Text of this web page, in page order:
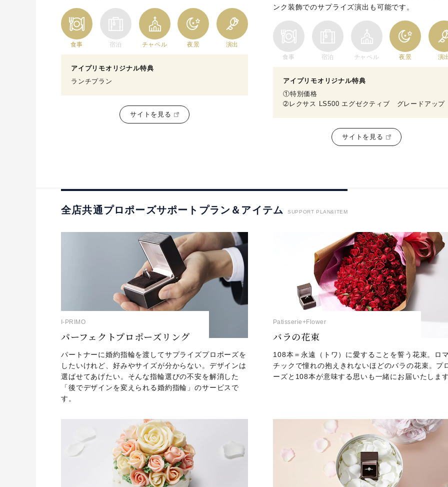
食事 宿泊 チャペル 夜景 演出
アイプリモオリジナル特典
ランチプラン
サイトを見る
ンク装飾でのサプライズ演出も可能です。
食事 宿泊 チャペル 夜景 演
アイプリモオリジナル特典
①特別価格
➁レクサス LS500 エグゼクティブ グレードアップ
サイトを見る
全店共通プロポーズサポートプラン＆アイテム SUPPORT PLAN&ITEM
I-PRIMO
パーフェクトプロポーズリング
パートナーに婚約指輪を渡してサプライズプロポーズを
したいけれど、好みやサイズが分からない。デザインは
選ばせてあげたい。そんな指輪選びの不安を解消した
「後でデザインを変えられる婚約指輪」のサービスで
す。
Patisserie+Flower
バラの花束
108本＝永遠（トワ）に愛することを誓う花束。ロ
チックで憧れの抱えきれないほどのバラの花束。プ
ーズと108本が意味する思いも一緒にお届いたしま